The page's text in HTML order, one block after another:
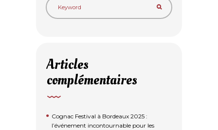
Articles
complémentaires
Cognac Festival à Bordeaux 2025 :
l’événement incontournable pour les